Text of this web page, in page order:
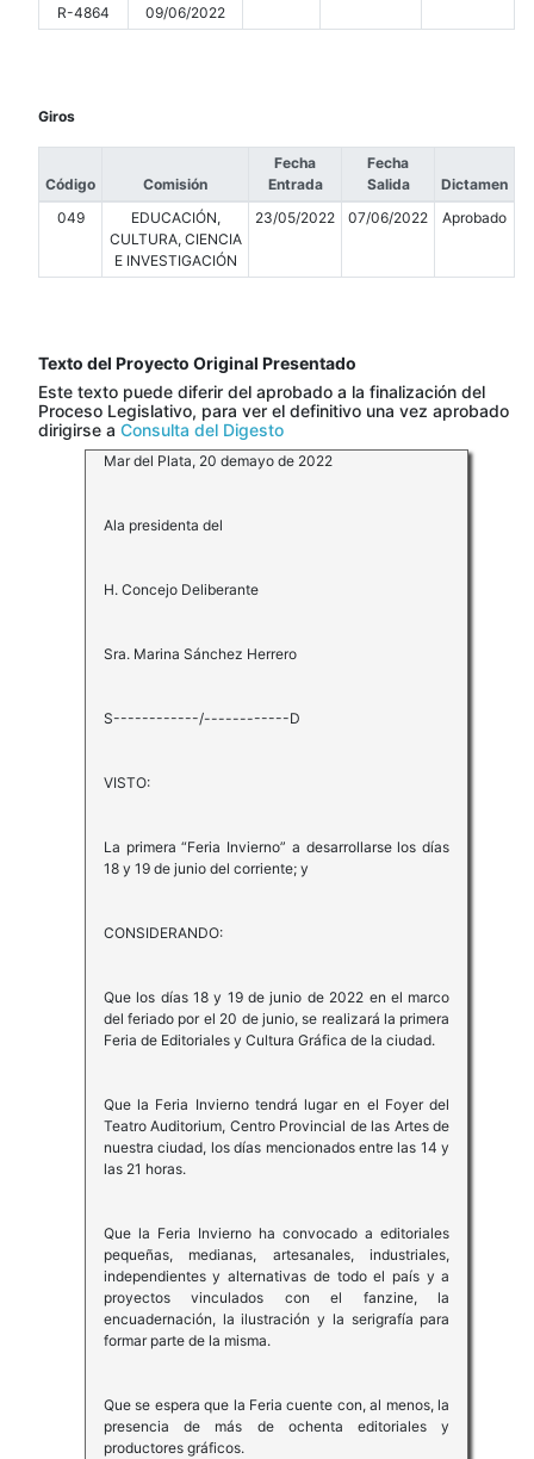
R-4864
09/06/2022
Giros
Código Comisión
Fecha
Entrada
Fecha
Salida
Dictamen
049
EDUCACIÓN,
CULTURA, CIENCIA
E INVESTIGACIÓN
23/05/2022 07/06/2022 Aprobado
Texto del Proyecto Original Presentado
Este texto puede diferir del aprobado a la finalización del
Proceso Legislativo, para ver el definitivo una vez aprobado
dirigirse a Consulta del Digesto
Mar del Plata, 20 demayo de 2022
Ala presidenta del
H. Concejo Deliberante
Sra. Marina Sánchez Herrero
S------------/------------D
VISTO:
La primera “Feria Invierno” a desarrollarse los días
18 y 19 de junio del corriente; y
CONSIDERANDO:
Que los días 18 y 19 de junio de 2022 en el marco
del feriado por el 20 de junio, se realizará la primera
Feria de Editoriales y Cultura Gráfica de la ciudad.
Que la Feria Invierno tendrá lugar en el Foyer del
Teatro Auditorium, Centro Provincial de las Artes de
nuestra ciudad, los días mencionados entre las 14 y
las 21 horas.
Que la Feria Invierno ha convocado a editoriales
pequeñas, medianas, artesanales, industriales,
independientes y alternativas de todo el país y a
proyectos vinculados con el fanzine, la
encuadernación, la ilustración y la serigrafía para
formar parte de la misma.
Que se espera que la Feria cuente con, al menos, la
presencia de más de ochenta editoriales y
productores gráficos.